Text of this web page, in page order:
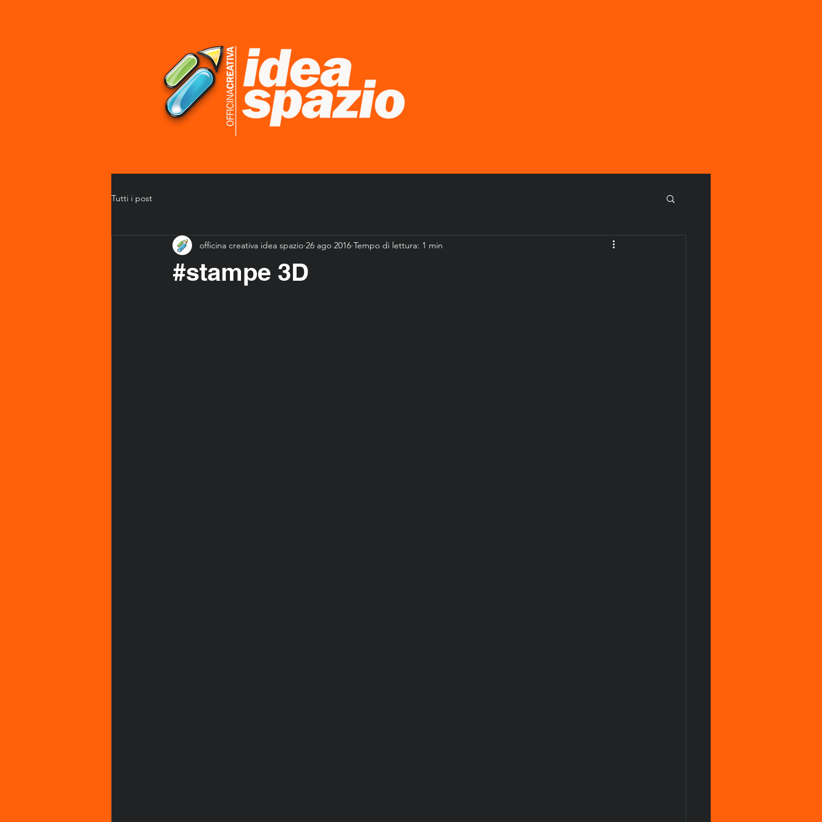
Tutti i post
#stampe 3D
officina creativa idea spazio 26 ago 2016 Tempo di lettura: 1 min